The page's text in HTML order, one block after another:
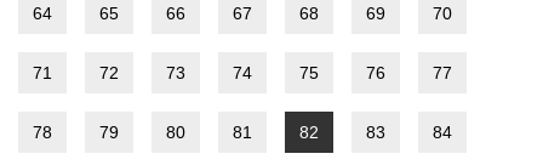
64 65 66 67 68 69 70
71 72 73 74 75 76 77
78 79 80 81 82 83 84